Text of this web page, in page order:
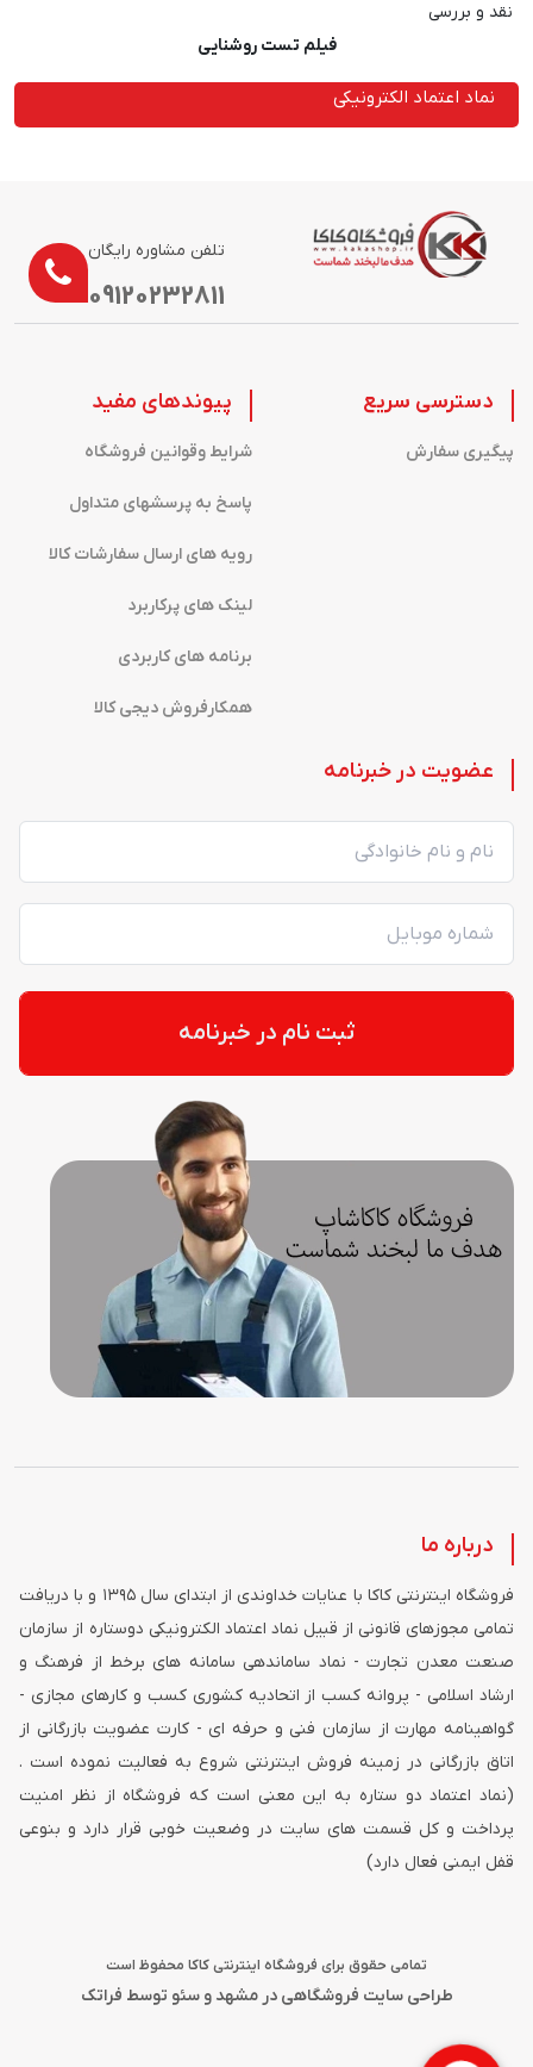
نقد و بررسی
فیلم تست روشنایی
نماد اعتماد الکترونیکی
تلفن مشاوره رایگان
09120232811
دسترسی سریع
پیگیری سفارش
پیوندهای مفید
شرایط وقوانین فروشگاه
پاسخ به پرسشهای متداول
رویه های ارسال سفارشات کالا
لینک های پرکاربرد
برنامه های کاربردی
همکارفروش دیجی کالا
عضویت در خبرنامه
ثبت نام در خبرنامه
درباره ما
فروشگاه اینترنتی کاکا با عنایات خداوندی از ابتدای سال ۱۳۹۵ و با دریافت
تمامی مجوزهای قانونی از قبیل نماد اعتماد الکترونیکی دوستاره از سازمان
صنعت معدن تجارت - نماد ساماندهی سامانه های برخط از فرهنگ و
ارشاد اسلامی - پروانه کسب از اتحادیه کشوری کسب و کارهای مجازی -
گواهینامه مهارت از سازمان فنی و حرفه ای - کارت عضویت بازرگانی از
اتاق بازرگانی در زمینه فروش اینترنتی شروع به فعالیت نموده است .
(نماد اعتماد دو ستاره به این معنی است که فروشگاه از نظر امنیت
پرداخت و کل قسمت های سایت در وضعیت خوبی قرار دارد و بنوعی
قفل ایمنی فعال دارد)
تمامی حقوق برای فروشگاه اینترنتی کاکا محفوظ است
طراحی سایت فروشگاهی در مشهد و سئو توسط فراتک